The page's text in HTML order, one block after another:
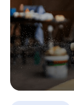
quelles